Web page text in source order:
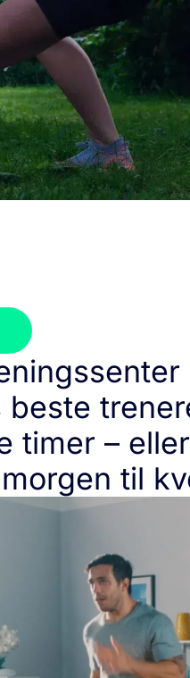
beste
timer –
til